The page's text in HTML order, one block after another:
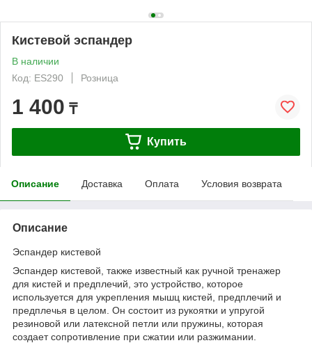
Кистевой эспандер
В наличии
Код: ES290
Розница
1 400 ₸
Купить
Описание Доставка Оплата Условия возврата
Описание
Эспандер кистевой
Эспандер кистевой, также известный как ручной тренажер
для кистей и предплечий, это устройство, которое
используется для укрепления мышц кистей, предплечий и
предплечья в целом. Он состоит из рукоятки и упругой
резиновой или латексной петли или пружины, которая
создает сопротивление при сжатии или разжимании.